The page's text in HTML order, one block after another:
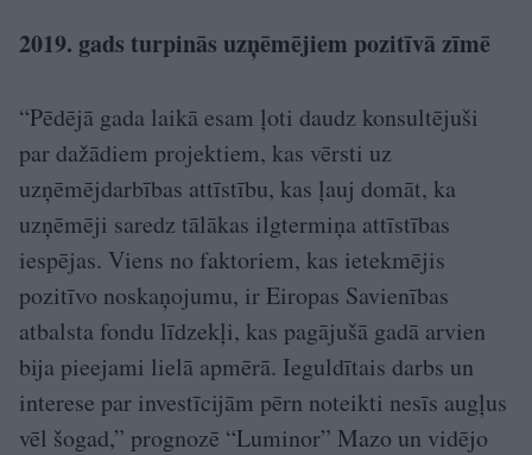
2019. gads turpinās uzņēmējiem pozitīvā zīmē
“Pēdējā gada laikā esam ļoti daudz konsultējuši
par dažādiem projektiem, kas vērsti uz
uzņēmējdarbības attīstību, kas ļauj domāt, ka
uzņēmēji saredz tālākas ilgtermiņa attīstības
iespējas. Viens no faktoriem, kas ietekmējis
pozitīvo noskaņojumu, ir Eiropas Savienības
atbalsta fondu līdzekļi, kas pagājušā gadā arvien
bija pieejami lielā apmērā. Ieguldītais darbs un
interese par investīcijām pērn noteikti nesīs augļus
vēl šogad,” prognozē “Luminor” Mazo un vidējo